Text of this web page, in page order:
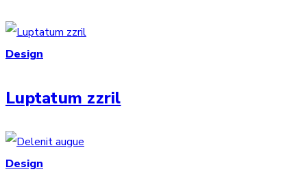
Design
Luptatum zzril
Design